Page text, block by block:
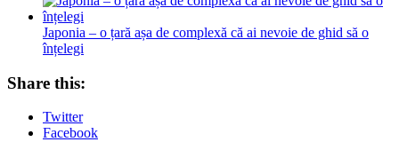
Japonia – o țară așa de complexă că ai nevoie de ghid să o
înțelegi
Share this:
Twitter
Facebook